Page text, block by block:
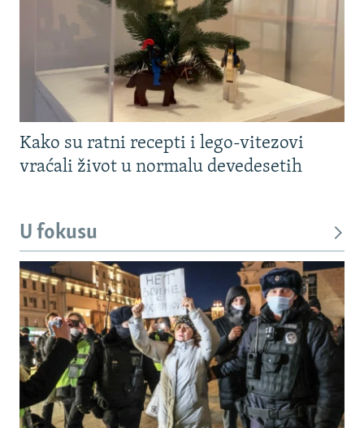
Kako su ratni recepti i lego-vitezovi
vraćali život u normalu devedesetih
U fokusu